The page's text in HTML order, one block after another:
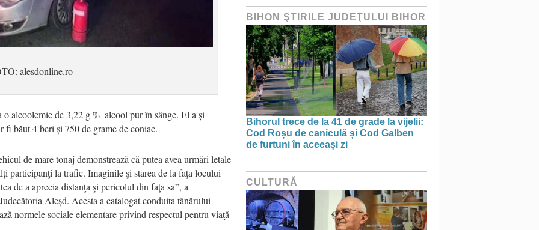
alesdonline.ro
o alcoolemie de 3,22 g ‰ alcool pur în sânge. El a și
fi băut 4 beri și 750 de grame de coniac.
de mare tonaj demonstrează că putea avea urmări letale
participanţi la trafic. Imaginile şi starea de la faţa locului
de a aprecia distanţa şi pericolul din faţa sa”, a
Aleșd. Acesta a catalogat conduita tânărului
normele sociale elementare privind respectul pentru viaţă
BIHON ŞTIRILE JUDEŢULUI BIHOR
Bihorul trece de la 41 de grade la vijelii:
Cod Roșu de caniculă și Cod Galben
de furtuni în aceeași zi
CULTURĂ